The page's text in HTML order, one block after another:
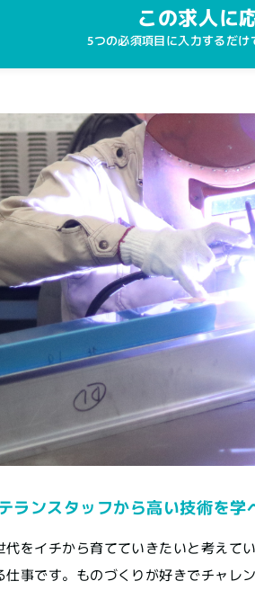
この求人に
5つの必須項目に入力するだ
ランスタッフから高い技術を学
代をイチから育てていきたいと考えて
仕事です。ものづくりが好きでチャレ